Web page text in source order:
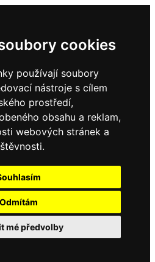
cookies
používají soubory
nástroje s cílem
prostředí,
obsahu a reklam,
webových stránek a
Odmítám
mé předvolby